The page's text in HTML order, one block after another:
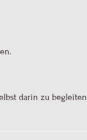
darin zu begleiten